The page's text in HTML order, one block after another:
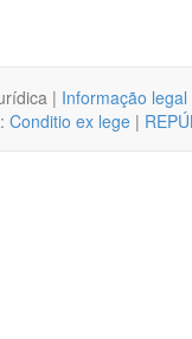
| Informação legal
Conditio ex lege |